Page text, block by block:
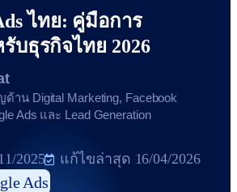
ไทย: คู่มือการ
บธุรกิจไทย 2026
ด้าน Digital Marketing, Facebook
Ads และ Lead Generation
2025
แก้ไขล่าสุด 16/04/2026
Ads